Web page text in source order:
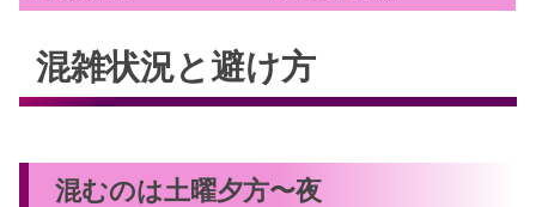
混雑状況と避け方
混むのは土曜夕方〜夜